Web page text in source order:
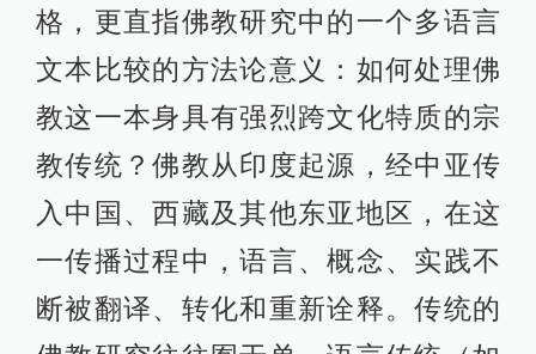
格，更直指佛教研究中的一个多语言
文本比较的方法论意义：如何处理佛
教这一本身具有强烈跨文化特质的宗
教传统？佛教从印度起源，经中亚传
入中国、西藏及其他东亚地区，在这
一传播过程中，语言、概念、实践不
断被翻译、转化和重新诠释。传统的